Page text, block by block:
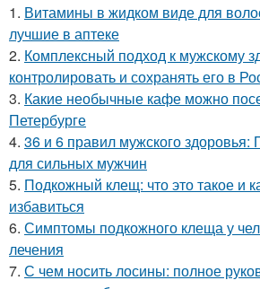
1. Витамины в жидком виде для
лучшие в аптеке
2. Комплексный подход к мужскому
контролировать и сохранять его в
3. Какие необычные кафе можно
Петербурге
4. 36 и 6 правил мужского здоровья:
для сильных мужчин
5. Подкожный клещ: что это такое и
избавиться
6. Симптомы подкожного клеща у
лечения
7. С чем носить лосины: полное